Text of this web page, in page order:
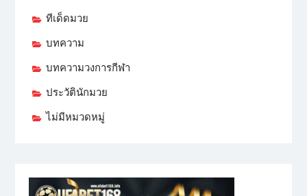
ทีเด็ดมวย
บทความ
บทความวงการกีฬา
ประวัตินักมวย
ไม่มีหมวดหมู่